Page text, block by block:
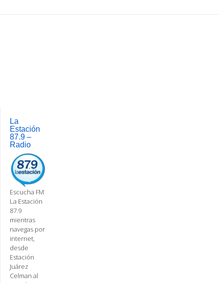
La
Estación
87.9 –
Radio
Escucha FM
La Estación
87.9
mientras
navegas por
internet,
desde
Estación
Juárez
Celman al